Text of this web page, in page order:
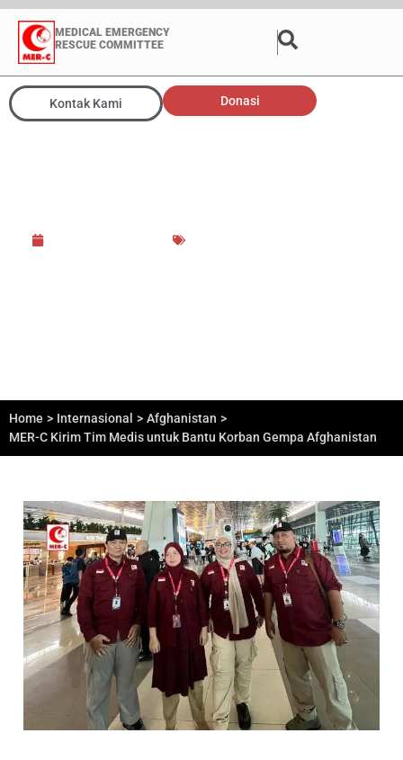
MEDICAL EMERGENCY
RESCUE COMMITTEE
Kontak Kami Donasi
Home > Internasional > Afghanistan >
MER-C Kirim Tim Medis untuk Bantu Korban Gempa Afghanistan